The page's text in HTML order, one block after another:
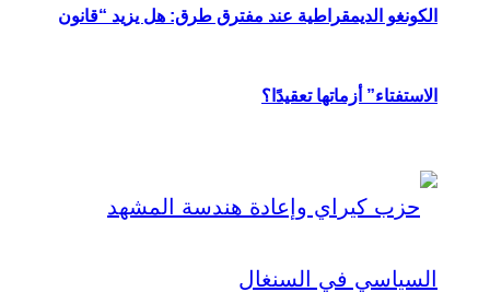
الكونغو الديمقراطية عند مفترق طرق: هل يزيد “قانون
الاستفتاء” أزماتها تعقيدًا؟